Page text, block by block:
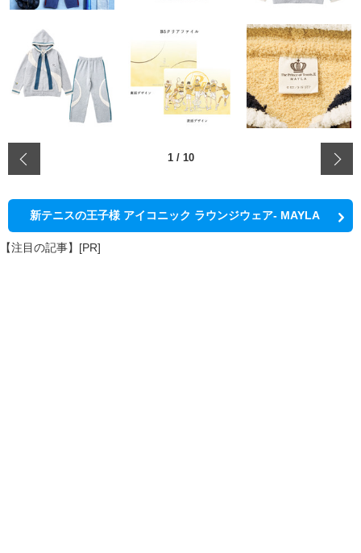
1/ 10
新テニスの王子様 アイコニック ラウンジウェア- MAYLA
【注目の記事】[PR]